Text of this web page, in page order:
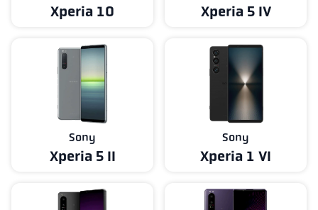
Xperia 10 Xperia 5 IV
Sony
Xperia 5 II
Sony
Xperia 1 VI